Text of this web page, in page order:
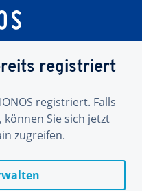
registriert
registriert. Falls
Sie sich jetzt
zugreifen.